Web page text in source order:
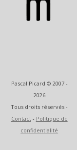
Pascal Picard © 2007 -
2026
Tous droits réservés -
Contact- Politique de
confidentialité